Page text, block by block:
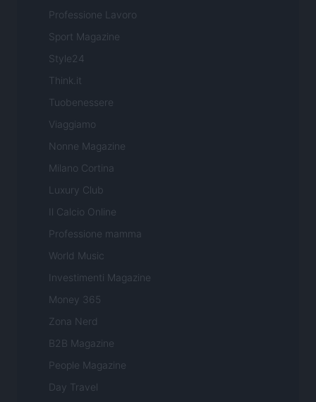
Professione Lavoro
Sport Magazine
Style24
Think.it
Tuobenessere
Viaggiamo
Nonne Magazine
Milano Cortina
Luxury Club
Il Calcio Online
Professione mamma
World Music
Investimenti Magazine
Money 365
Zona Nerd
B2B Magazine
People Magazine
Day Travel